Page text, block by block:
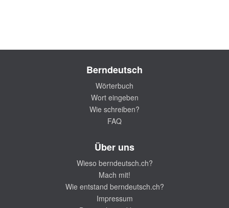
Berndeutsch
Wörterbuch
Wort eingeben
Wie schreiben?
FAQ
Über uns
Wieso berndeutsch.ch?
Mach mit!
Wie entstand berndeutsch.ch?
Impressum